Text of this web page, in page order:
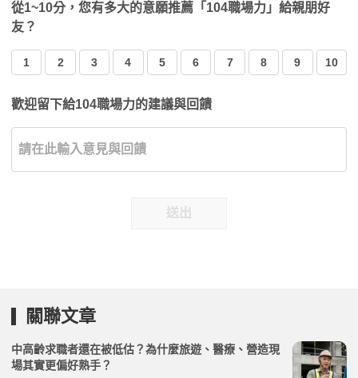
從1~10分，您有多大的意願推薦「104職場力」給親朋好
友？
1 2 3 4 5 6 7 8 9 10
歡迎留下給104職場力的建議與回饋
送出
關聯文章
中高齡求職者還在被低估？為什麼旅遊、醫療、營造現
場其實更偏好熟手？